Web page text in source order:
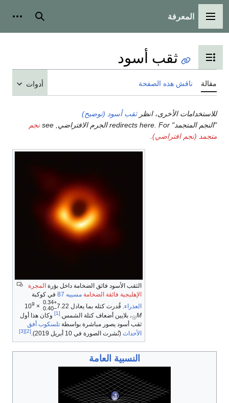
القائمة الرئيسية
المعرفة بحث
تبديل عرض جدول المحتويات
ثقب أسود
مقالة ناقش هذه الصفحة أدوات
للاستخدامات الأخرى، انظرثقب أسود (توضيح)
"النجم المتجمد" redirects here. For الجرم الافتراضي, see
نجم
متجمد (نجم افتراضي)
الثقب الأسود فائق الضخامة داخل بؤرة المجرة
الإهليجية فائقة الضخامة مسييه 87
في كوكبة
العذراء. قُدرت كتله بما يعادل 7.22
+0.34
−0.40
×
109
M
☉، بلايين أضعاف كتلة الشمس.[1]
وكان هذا أول
ثقب أسود يصور مباشرة بواسطة تلسكوب أفق
الأحداث (نُشرت الصورة في 10 أبريل 2019). [2]
[3]
النسبية العامة